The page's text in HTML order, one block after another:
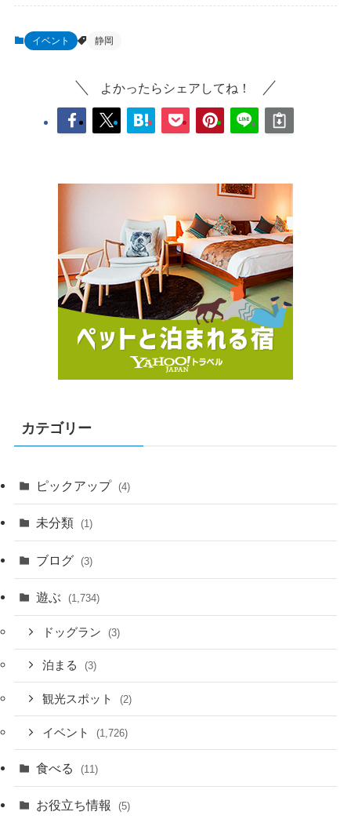
イベント 静岡
よかったらシェアしてね！
カテゴリー
ピックアップ (4)
未分類 (1)
ブログ (3)
遊ぶ (1,734)
ドッグラン (3)
泊まる (3)
観光スポット (2)
イベント (1,726)
食べる (11)
お役立ち情報 (5)